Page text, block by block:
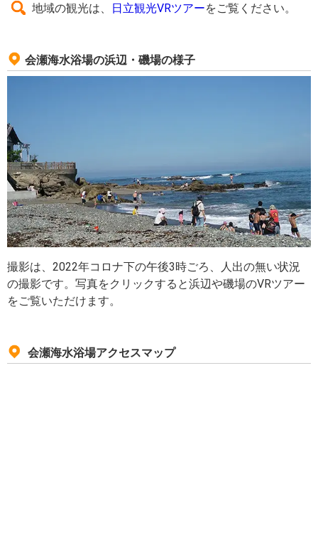
地域の観光は、 日立観光VRツアーをご覧ください。
会瀬海水浴場の浜辺・磯場の様子
撮影は、2022年コロナ下の午後3時ごろ、人出の無い状況
の撮影です。写真をクリックすると浜辺や磯場のVRツアー
をご覧いただけます。
会瀬海水浴場アクセスマップ